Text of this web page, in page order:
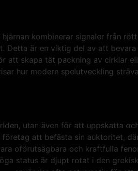
hjärnan kombinerar signaler från
Detta är en viktig del av att
att skapa tät packning av cirklar
hur modern spelutveckling
utan även för att uppskatta
företag att befästa sin auktoritet,
oförutsägbara och kraftfulla
status är djupt rotat i den